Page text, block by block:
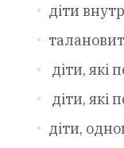
діти
діти, які
діти, які
діти,